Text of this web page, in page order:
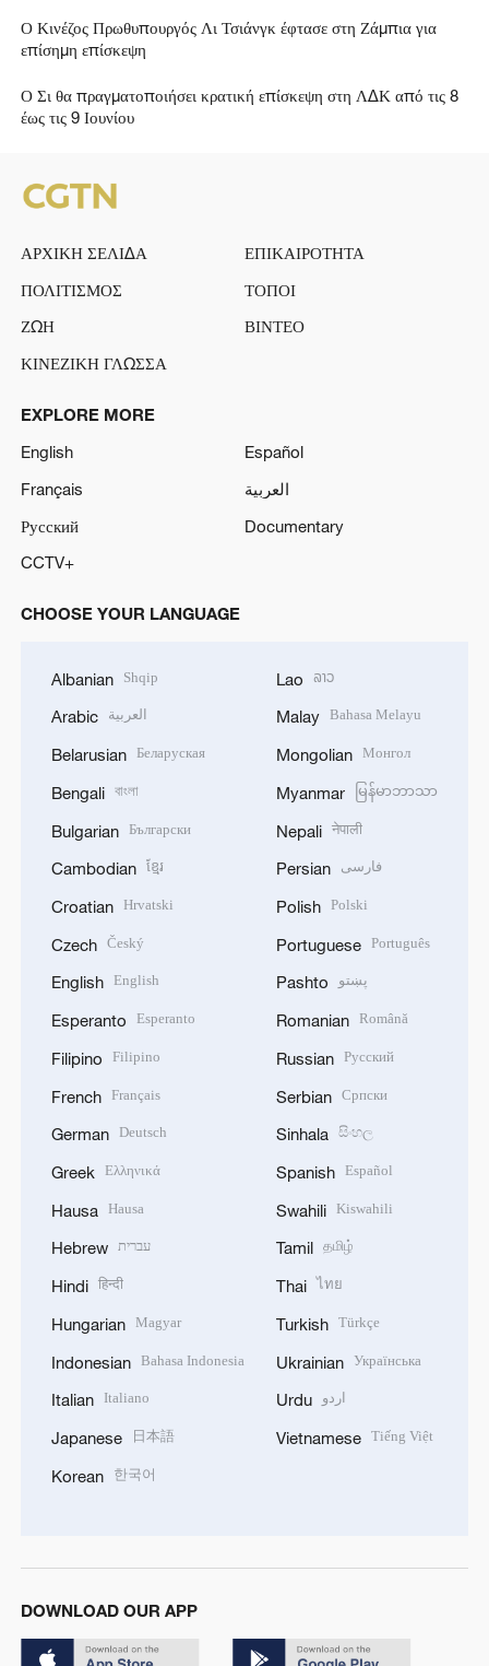
Ο Κινέζος Πρωθυπουργός Λι Τσιάνγκ έφτασε στη Ζάμπια για
επίσημη επίσκεψη
Ο Σι θα πραγματοποιήσει κρατική επίσκεψη στη ΛΔΚ από τις 8
έως τις 9 Ιουνίου
ΑΡΧΙΚΗ ΣΕΛΙΔΑ
ΕΠΙΚΑΙΡΟΤΗΤΑ
ΠΟΛΙΤΙΣΜΟΣ
ΤΟΠΟΙ
ΖΩΗ
ΒΙΝΤΕΟ
ΚΙΝΕΖΙΚΗ ΓΛΩΣΣΑ
EXPLORE MORE
English
Español
Français
العربية
Русский
Documentary
CCTV+
CHOOSE YOUR LANGUAGE
Albanian Shqip
Arabic العربية
Belarusian Беларуская
Bengali বাংলা
Bulgarian Български
Cambodian ខ្មែរ
Croatian Hrvatski
Czech Český
English English
Esperanto Esperanto
Filipino Filipino
French Français
German Deutsch
Greek Ελληνικά
Hausa Hausa
Hebrew עברית
Hindi हिन्दी
Hungarian Magyar
Indonesian Bahasa Indonesia
Italian Italiano
Japanese 日本語
Korean 한국어
Lao ລາວ
Malay Bahasa Melayu
Mongolian Монгол
Myanmar မြန်မာဘာသာ
Nepali नेपाली
Persian فارسی
Polish Polski
Portuguese Português
Pashto پښتو
Romanian Română
Russian Русский
Serbian Српски
Sinhala සිංහල
Spanish Español
Swahili Kiswahili
Tamil தமிழ்
Thai ไทย
Turkish Türkçe
Ukrainian Українська
Urdu اردو
Vietnamese Tiếng Việt
DOWNLOAD OUR APP